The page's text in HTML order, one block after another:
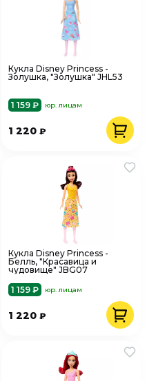
Кукла Disney Princess -
Золушка, "Золушка" JHL53
1 159 ₽ юр. лицам
1 220₽
Кукла Disney Princess -
Белль, "Красавица и
чудовище" JBG07
1 159 ₽
юр. лицам
1 220₽